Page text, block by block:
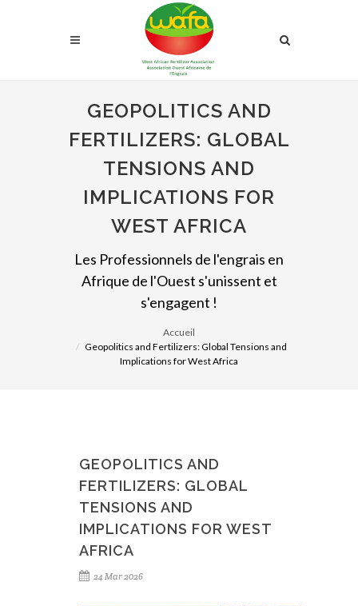
GEOPOLITICS AND
FERTILIZERS: GLOBAL
TENSIONS AND
IMPLICATIONS FOR
WEST AFRICA
Les Professionnels de l'engrais en
Afrique de l'Ouest s'unissent et
s'engagent !
Accueil
Geopolitics and Fertilizers: Global Tensions and
Implications for West Africa
GEOPOLITICS AND
FERTILIZERS: GLOBAL
TENSIONS AND
IMPLICATIONS FOR WEST
AFRICA
24 Mar 2026